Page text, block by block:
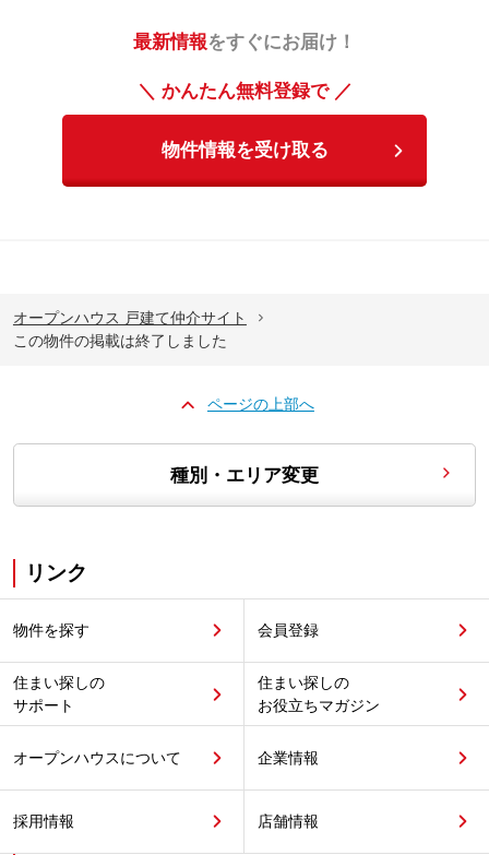
最新情報をすぐにお届け！
＼ かんたん無料登録で ／
物件情報を受け取る
オープンハウス 戸建て仲介サイト
この物件の掲載は終了しました
ページの上部へ
種別・エリア変更
リンク
物件を探す 会員登録
住まい探しの
サポート
住まい探しの
お役立ちマガジン
オープンハウスについて 企業情報
採用情報 店舗情報